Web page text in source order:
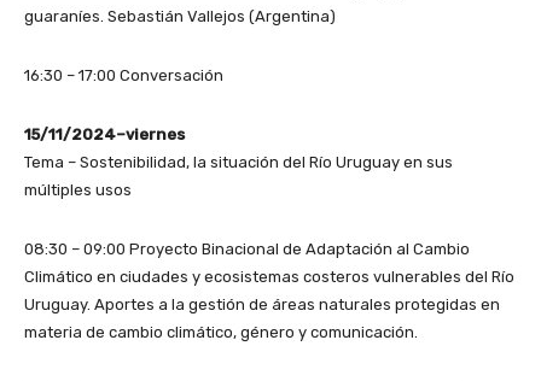
guaraníes. Sebastián Vallejos (Argentina)
16:30 – 17:00 Conversación
15/11/2024–viernes
Tema – Sostenibilidad, la situación del Río Uruguay en sus
múltiples usos
08:30 – 09:00 Proyecto Binacional de Adaptación al Cambio
Climático en ciudades y ecosistemas costeros vulnerables del Río
Uruguay. Aportes a la gestión de áreas naturales protegidas en
materia de cambio climático, género y comunicación.